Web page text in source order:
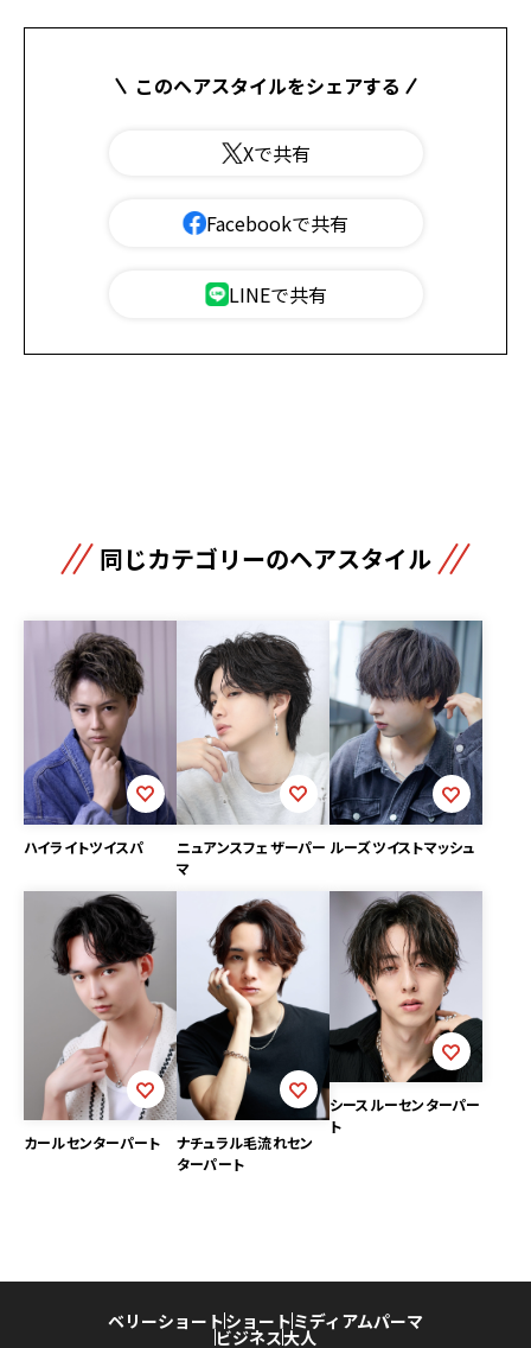
このヘアスタイルをシェアする
Xで共有
Facebookで共有
LINEで共有
同じカテゴリーのヘアスタイル
ハイライトツイスパ
ニュアンスフェザーパー
マ
ルーズツイストマッシュ
カールセンターパート
ナチュラル毛流れセン
ターパート
シースルーセンターパー
ト
ベリーショートショート ミディアムパーマ
ビジネス大人